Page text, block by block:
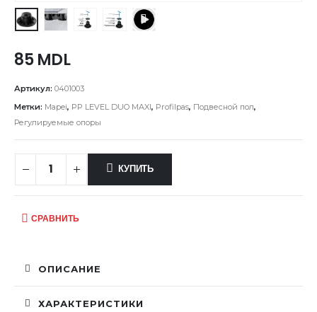
85MDL
Артикул: 0401003
Метки: Mapei, PP LEVEL DUO MAXI, Profilpas, Подвесной пол,
Регулируемые опоры
КУПИТЬ
СРАВНИТЬ
ОПИСАНИЕ
ХАРАКТЕРИСТИКИ